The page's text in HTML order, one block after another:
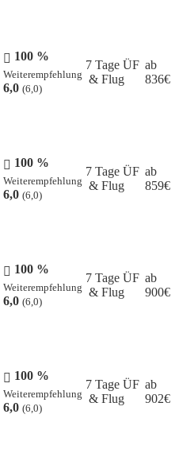
100 %
Weiterempfehlung
6,0 (6,0)
7 Tage ÜF
& Flug
ab
836€
100 %
Weiterempfehlung
6,0 (6,0)
7 Tage ÜF
& Flug
ab
859€
100 %
Weiterempfehlung
6,0 (6,0)
7 Tage ÜF
& Flug
ab
900€
100 %
Weiterempfehlung
6,0 (6,0)
7 Tage ÜF
& Flug
ab
902€